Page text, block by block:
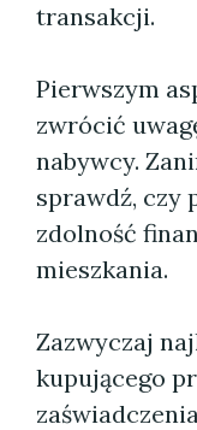
transakcji.
Pierwszym
zwrócić
nabywcy.
sprawdź, czy
zdolność
mieszkania.
Zazwyczaj
kupującego